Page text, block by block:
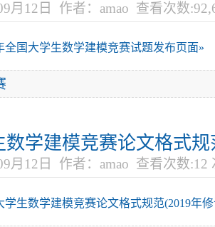
月12日 作者：amao 查看次数
全国大学生数学建模竞赛试题发布页面»
数学建模竞赛论文格式规
月12日 作者：amao 查看次数:12
学生数学建模竞赛论文格式规范(2019年